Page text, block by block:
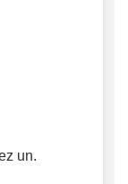
un.